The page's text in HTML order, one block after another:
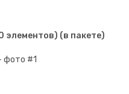
элементов) (в пакете)